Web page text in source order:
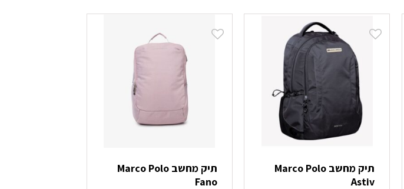
תיק מחשב Marco Polo
Astiv
תיק מחשב Marco Polo
Fano